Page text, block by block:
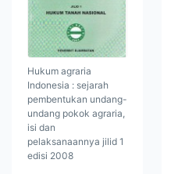
Hukum agraria
Indonesia : sejarah
pembentukan undang-
undang pokok agraria,
isi dan
pelaksanaannya jilid 1
edisi 2008